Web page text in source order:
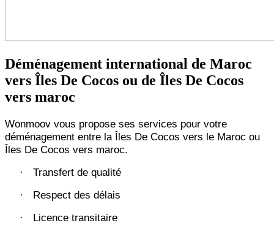
Déménagement international de Maroc
vers Îles De Cocos ou de Îles De Cocos
vers maroc
Wonmoov vous propose ses services pour votre
déménagement entre la Îles De Cocos vers le Maroc ou
Îles De Cocos vers maroc.
· Transfert de qualité
· Respect des délais
· Licence transitaire